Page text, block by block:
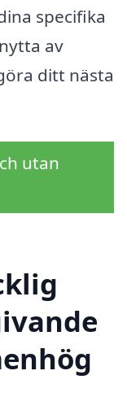
specifika
av
ditt nästa
utan